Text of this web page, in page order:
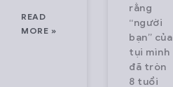
READ
MORE »
rằng
“người
bạn” của
tụi mình
đã tròn
8 tuổi